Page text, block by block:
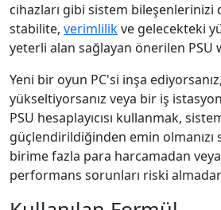
cihazları gibi sistem bileşenlerinizi
stabilite, verimlilikve gelecekteki
yeterli alan sağlayan önerilen PSU
Yeni bir oyun PC'si inşa ediyorsanız,
yükseltiyorsanız veya bir iş
PSU hesaplayıcısı kullanmak,
güçlendirildiğinden emin olmanızı
birime fazla para harcamadan
performans sorunları riski